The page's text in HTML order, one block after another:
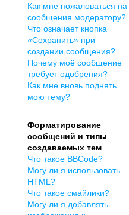
Как мне пожаловаться на
сообщения модератору?
Что означает кнопка
«Сохранить» при
создании сообщения?
Почему моё сообщение
требует одобрения?
Как мне вновь поднять
мою тему?
Форматирование
сообщений и типы
создаваемых тем
Что такое BBCode?
Могу ли я использовать
HTML?
Что такое смайлики?
Могу ли я добавлять